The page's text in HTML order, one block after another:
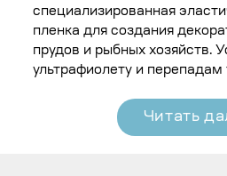
специализированная
пленка для создания
прудов и рыбных хозяйств.
ультрафиолету и перепадам
Читать